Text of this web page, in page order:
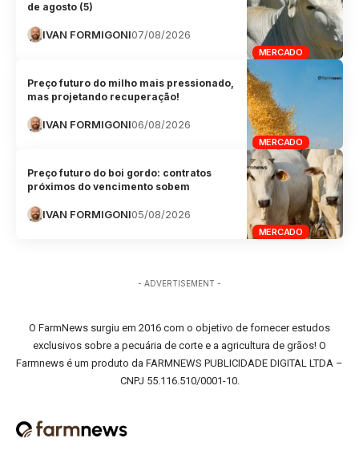
MERCADO
de agosto (5)
IVAN FORMIGONI07/08/2026
MERCADO
Preço futuro do milho mais pressionado,
mas projetando recuperação!
IVAN FORMIGONI06/08/2026
MERCADO
Preço futuro do boi gordo: contratos
próximos do vencimento sobem
IVAN FORMIGONI05/08/2026
- ADVERTISEMENT -
O FarmNews surgiu em 2016 com o objetivo de fornecer estudos
exclusivos sobre a pecuária de corte e a agricultura de grãos! O
Farmnews é um produto da FARMNEWS PUBLICIDADE DIGITAL LTDA –
CNPJ 55.116.510/0001-10.